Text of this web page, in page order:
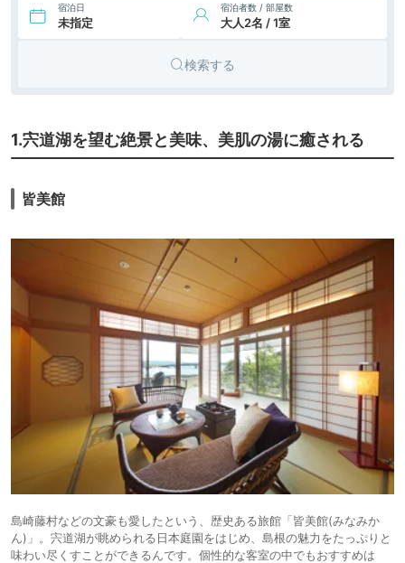
宿泊日
未指定
宿泊者数 / 部屋数
大人2名 / 1室
検索する
1.宍道湖を望む絶景と美味、美肌の湯に癒される
皆美館
島崎藤村などの文豪も愛したという、歴史ある旅館「皆美館(みなみか
ん)」。宍道湖が眺められる日本庭園をはじめ、島根の魅力をたっぷりと
味わい尽くすことができるんです。個性的な客室の中でもおすすめは